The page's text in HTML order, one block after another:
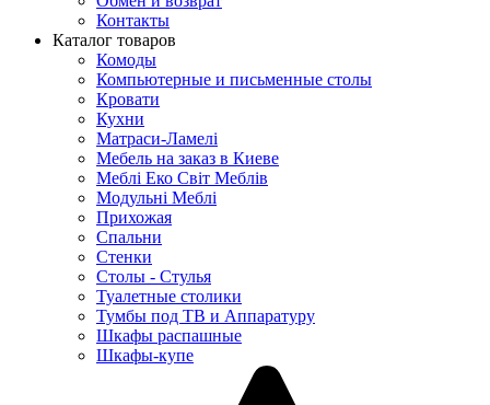
Контакты
Каталог товаров
Комоды
Компьютерные и письменные столы
Кровати
Кухни
Матраси-Ламелі
Мебель на заказ в Киеве
Меблі Еко Світ Меблів
Модульні Меблі
Прихожая
Спальни
Стенки
Столы - Стулья
Туалетные столики
Тумбы под ТВ и Аппаратуру
Шкафы распашные
Шкафы-купе